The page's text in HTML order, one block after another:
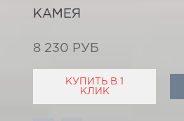
КАМЕЯ
8 230 РУБ
КУПИТЬ В 1
КЛИК